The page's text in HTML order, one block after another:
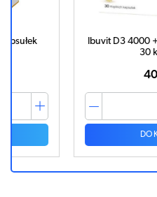
Ibuvit D3 4000 +
30
DO